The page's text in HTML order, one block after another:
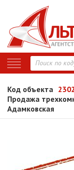
Код объекта
Продажа
Адамковская